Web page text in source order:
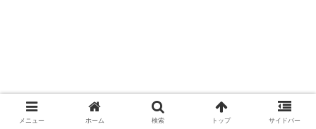
メニュー ホーム 検索 トップ サイドバー